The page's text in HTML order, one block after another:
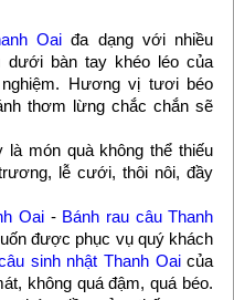
Oaiđa dạng với nhiều
dưới bàn tay khéo léo của
Hương vị tươi béo
thơm lừng chắc chắn sẽ
là món quà không thể thiếu
lễ cưới, thôi nôi, đầy
Oai- Bánh rau câu Thanh
được phục vụ quý khách
sinh nhật Thanh Oaicủa
không quá đậm, quá béo.